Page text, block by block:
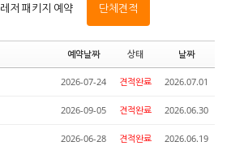
레저 패키지 예약 단체견적
예약날짜 상태 날짜
2026-07-24 견적완료 2026.07.01
2026-09-05 견적완료 2026.06.30
2026-06-28 견적완료 2026.06.19